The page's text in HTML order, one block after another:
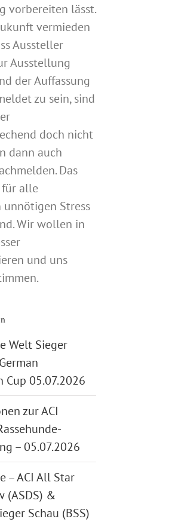
vorbereiten lässt.
vermieden
Aussteller
Ausstellung
der Auffassung
zu sein, sind
doch nicht
dann auch
Das
alle
Stress
Wir wollen in
und uns
Welt Sieger
Cup 05.07.2026
zur ACI
– 05.07.2026
– ACI All Star
(ASDS) &
Schau (BSS)